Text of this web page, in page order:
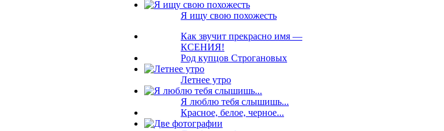
Я ищу свою похожесть
Как звучит прекрасно имя —
КСЕНИЯ!
Род купцов Строгановых
Летнее утро
Я люблю тебя слышишь...
Красное, белое, черное...